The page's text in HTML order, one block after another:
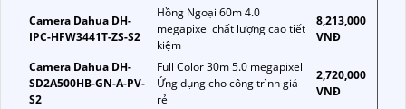
Camera Dahua DH-
IPC-HFW3441T-ZS-S2
Hồng Ngoại 60m 4.0
megapixel chất lượng cao tiết
kiệm
8,213,000
VNĐ
Camera Dahua DH-
SD2A500HB-GN-A-PV-
S2
Full Color 30m 5.0 megapixel
Ứng dụng cho công trình giá
rẻ
2,720,000
VNĐ